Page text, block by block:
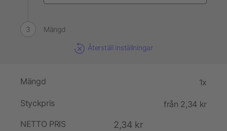
Mängd
Återställ inställningar
Mängd 1x
Styckpris
från 2,34 kr
NETTO PRIS
2,34 kr